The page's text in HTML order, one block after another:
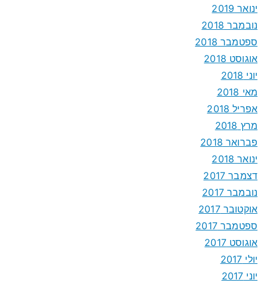
ינואר 2019
נובמבר 2018
ספטמבר 2018
אוגוסט 2018
יוני 2018
מאי 2018
אפריל 2018
מרץ 2018
פברואר 2018
ינואר 2018
דצמבר 2017
נובמבר 2017
אוקטובר 2017
ספטמבר 2017
אוגוסט 2017
יולי 2017
יוני 2017